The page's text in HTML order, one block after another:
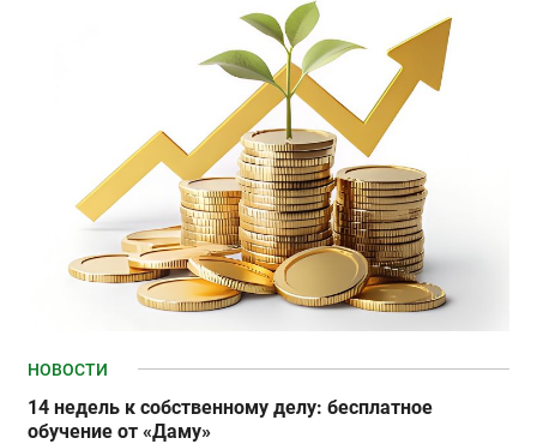
НОВОСТИ
14 недель к собственному делу: бесплатное
обучение от «Даму»